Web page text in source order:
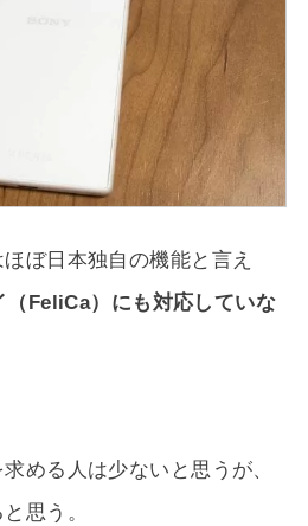
ぼ日本独自の機能と言え
（FeliCa）にも対応していな
める人は少ないと思うが、
思う。